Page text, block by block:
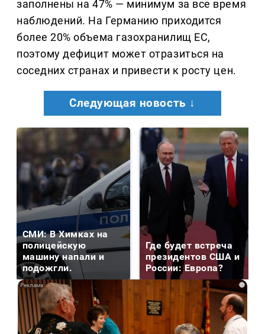
заполнены на 47% — минимум за все время
наблюдений. На Германию приходится
более 20% объема газохранилищ ЕС,
поэтому дефицит может отразиться на
соседних странах и привести к росту цен.
Следующая новость ↓
СМИ: В Химках на
полицейскую
машину напали и
подожгли.
Где будет встреча
президентов США и
России: Европа?
i